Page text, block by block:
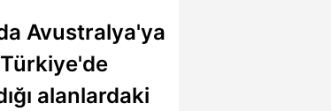
Avustralya'ya
alanlardaki